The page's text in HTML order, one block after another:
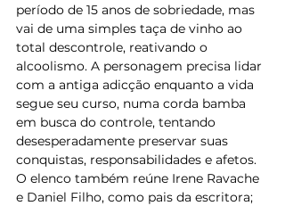
período de 15 anos de sobriedade, mas
vai de uma simples taça de vinho ao
total descontrole, reativando o
alcoolismo. A personagem precisa lidar
com a antiga adicção enquanto a vida
segue seu curso, numa corda bamba
em busca do controle, tentando
desesperadamente preservar suas
conquistas, responsabilidades e afetos.
O elenco também reúne Irene Ravache
e Daniel Filho, como pais da escritora;